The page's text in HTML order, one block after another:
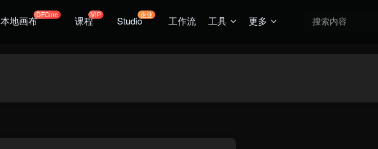
本地画布DFCine 课程VIP Studio企业 工作流 工具 更多